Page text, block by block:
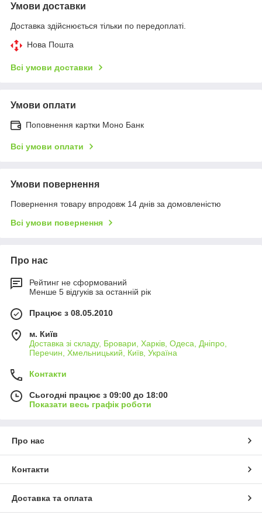
Умови доставки
Доставка здійснюється тільки по передоплаті.
Нова Пошта
Всі умови доставки
Умови оплати
Поповнення картки Моно Банк
Всі умови оплати
Умови повернення
Повернення товару впродовж 14 днів за домовленістю
Всі умови повернення
Про нас
Рейтинг не сформований
Менше 5 відгуків за останній рік
Працює з 08.05.2010
м. Київ
Доставка зі складу, Бровари, Харків, Одеса, Дніпро,
Перечин, Хмельницький, Київ, Україна
Контакти
Сьогодні працює з 09:00 до 18:00
Показати весь графік роботи
Про нас
Контакти
Доставка та оплата